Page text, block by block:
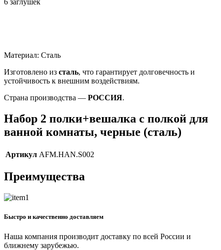
Материал: Сталь
Изготовлено из сталь, что гарантирует долговечность и
устойчивость к внешним воздействиям.
Страна производства — РОССИЯ.
Набор 2 полки+вешалка с полкой для
ванной комнаты, черные (сталь)
Артикул AFM.HAN.S002
Преимущества
Быстро и качественно доставляем
Наша компания производит доставку по всей России и
ближнему зарубежью.